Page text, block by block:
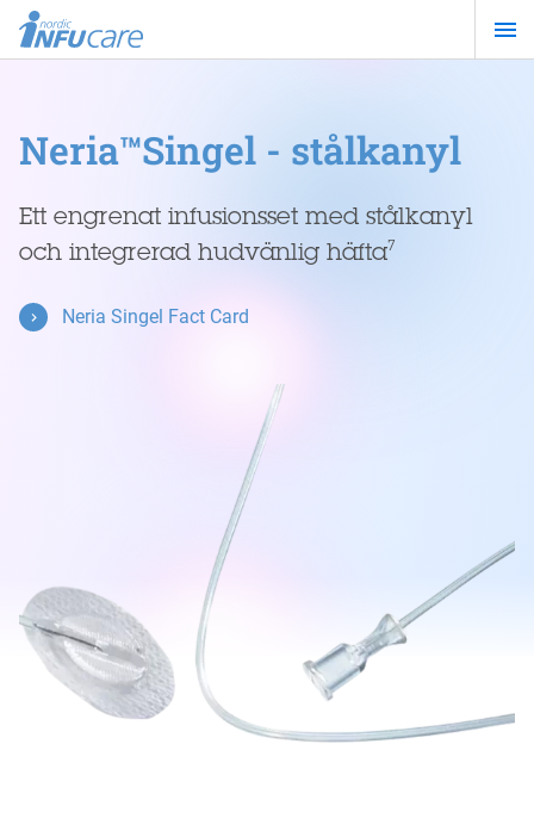
Hoppa
Neria™Singel - stålkanyl
Ett engrenat infusionsset med stålkanyl
och integrerad hudvänlig häfta7
Neria Singel Fact Card